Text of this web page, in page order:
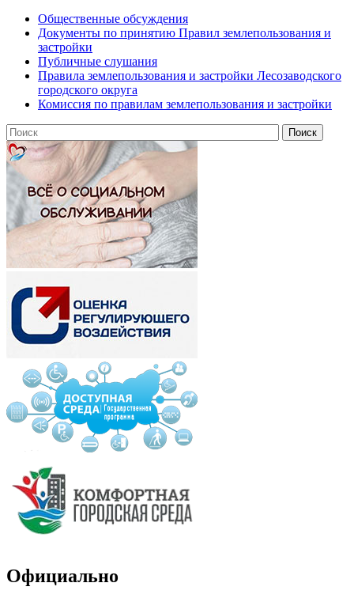
Общественные обсуждения
Документы по принятию Правил землепользования и
застройки
Публичные слушания
Правила землепользования и застройки Лесозаводского
городского округа
Комиссия по правилам землепользования и застройки
Официально